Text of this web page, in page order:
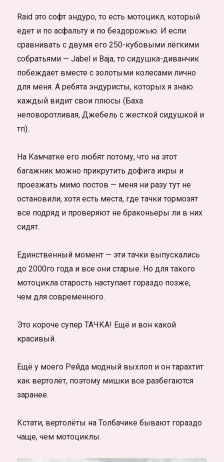
Raid это софт эндуро, то есть мотоцикл, который
едет и по асфальту и по бездорожью. И если
сравнивать с двумя его 250-кубовыми лёгкими
собратьями — Jabel и Baja, то сидушка-диванчик
побеждает вместе с золотыми колесами лично
для меня. А ребята эндуристы, которых я знаю
каждый видит свои плюсы (Баха
неповоротливая, Джебель с жесткой сидушкой и
тп).
На Камчатке его любят потому, что на этот
багажник можно прикрутить дофига икры и
проезжать мимо постов — меня ни разу тут не
остановили, хотя есть места, где тачки тормозят
все подряд и проверяют не браконьеры ли в них
сидят.
Единственный момент — эти тачки выпускались
до 2000го года и все они старые. Но для такого
мотоцикла старость наступает гораздо позже,
чем для современного.
Это короче супер ТАЧКА! Ещё и вон какой
красивый.
Ещё у моего Рейда модный выхлоп и он тарахтит
как вертолёт, поэтому мишки все разбегаются
заранее.
Кстати, вертолёты на Толбачике бывают гораздо
чаще, чем мотоциклы.